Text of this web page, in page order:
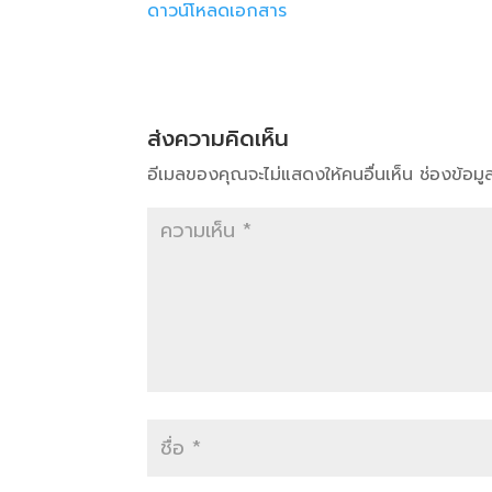
ดาวน์โหลดเอกสาร
ส่งความคิดเห็น
อีเมลของคุณจะไม่แสดงให้คนอื่นเห็น ช่องข้อมู